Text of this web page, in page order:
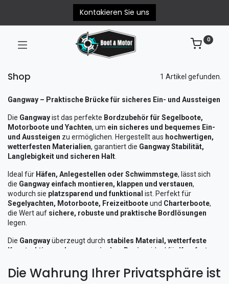
Kontakieren Sie uns
0
Shop 1 Artikel gefunden.
Gangway – Praktische Brücke für sicheres Ein- und Aussteigen
Die Gangwayist das perfekte Bordzubehör für Segelboote,
Motorboote und Yachten, um ein sicheres und bequemes Ein-
und Aussteigen zu ermöglichen. Hergestellt aus hochwertigen,
wetterfesten Materialien, garantiert die Gangway Stabilität,
Langlebigkeit und sicheren Halt
Ideal für Häfen, Anlegestellen oder Schwimmstege, lässt sich
die Gangway einfach montieren, klappen und verstauen,
wodurch sie platzsparend und funktional ist. Perfekt für
Segelyachten, Motorboote, Freizeitbooteund Charterboote,
die Wert auf sichere, robuste und praktische Bordlösungen
legen.
Die Gangwayüberzeugt durch stabiles Material, wetterfeste
Konstruktion und ergonomisches Design
, ideal für Komfort,
Die Wahrung Ihrer Privatsphäre ist